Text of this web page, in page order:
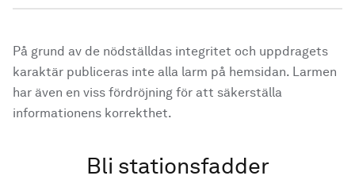
På grund av de nödställdas integritet och uppdragets
karaktär publiceras inte alla larm på hemsidan. Larmen
har även en viss fördröjning för att säkerställa
informationens korrekthet.
Bli stationsfadder